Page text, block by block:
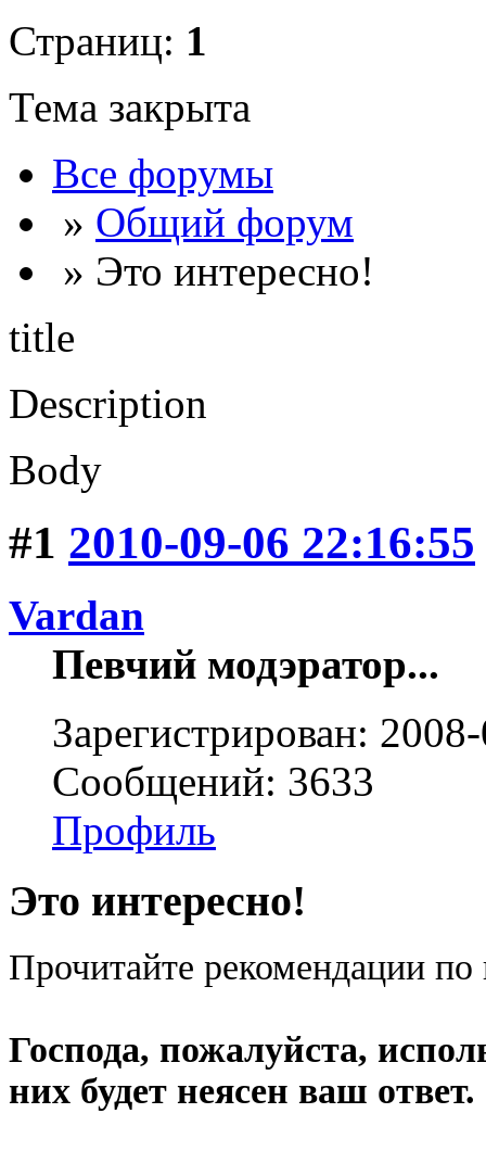
Страниц: 1
Тема закрыта
Все форумы
» Общий форум
» Это интересно!
title
Description
Body
#1 2010-09-06 22:16:55
Vardan
Певчий модэратор...
Зарегистрирован:
Сообщений: 3633
Профиль
Это интересно!
Прочитайте рекомендации
Господа, пожалуйста,
них будет неясен ваш ответ.